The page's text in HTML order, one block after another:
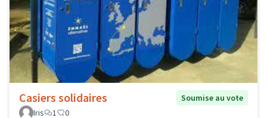
Casiers solidaires
Soumise au vote
Iris
1 0